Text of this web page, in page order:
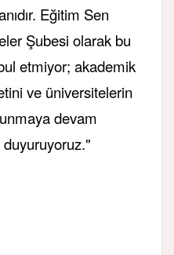
Eğitim Sen
Şubesi olarak bu
etmiyor; akademik
ve üniversitelerin
devam